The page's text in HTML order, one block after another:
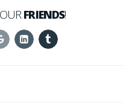
FRIENDS!